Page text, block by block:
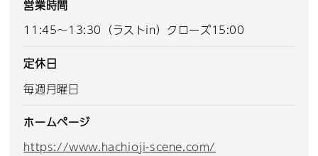
営業時間
11:45～13:30（ラストin）クローズ15:00
定休日
毎週月曜日
ホームページ
https://www.hachioji-scene.com/